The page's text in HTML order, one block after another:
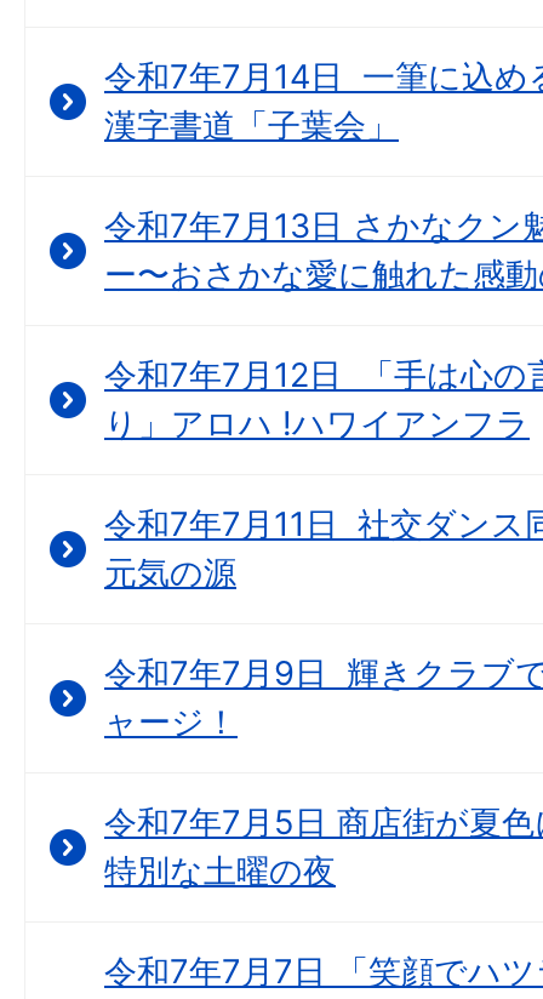
令和7年7月14日 一筆に込め
漢字書道「子葉会」
令和7年7月13日 さかなクン
ー〜おさかな愛に触れた感
令和7年7月12日 「手は心の
り」アロハ !ハワイアンフラ
令和7年7月11日 社交ダンス
元気の源
令和7年7月9日 輝きクラブ
ャージ！
令和7年7月5日 商店街が夏
特別な土曜の夜
令和7年7月7日 「笑顔でハ